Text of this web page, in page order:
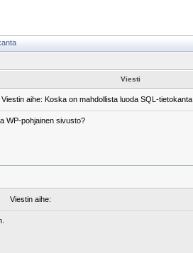
Viesti
Viestin aihe: Koska on mahdollista luoda SQL-tietokanta
WP-pohjainen sivusto?
Viestin aihe: